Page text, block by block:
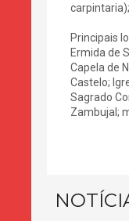
Principais
Ermida de
Capela de
Castelo;
Sagrado
Zambujal;